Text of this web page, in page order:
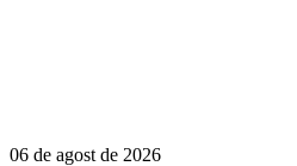
06 de agost de 2026